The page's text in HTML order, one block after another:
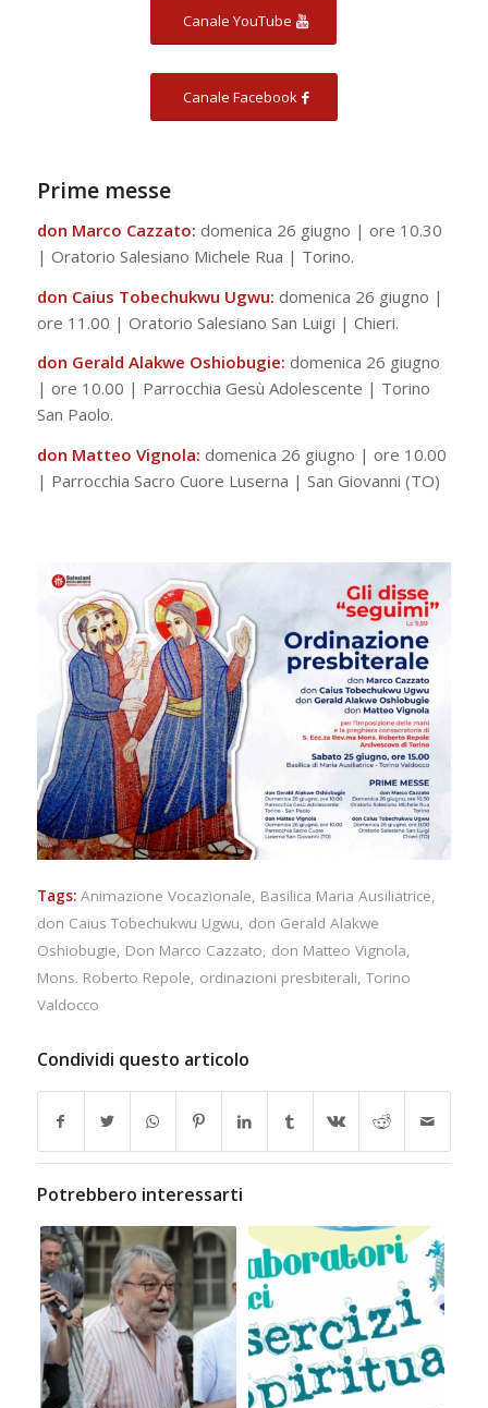
Canale YouTube
Canale Facebook
Prime messe
don Marco Cazzato: domenica 26 giugno | ore 10.30
| Oratorio Salesiano Michele Rua | Torino.
don Caius Tobechukwu Ugwu: domenica 26 giugno |
ore 11.00 | Oratorio Salesiano San Luigi | Chieri.
don Gerald Alakwe Oshiobugie: domenica 26 giugno
| ore 10.00 | Parrocchia Gesù Adolescente | Torino
San Paolo.
don Matteo Vignola: domenica 26 giugno | ore 10.00
| Parrocchia Sacro Cuore Luserna | San Giovanni (TO)
Tags: Animazione Vocazionale, Basilica Maria Ausiliatrice,
don Caius Tobechukwu Ugwu, don Gerald Alakwe
Oshiobugie, Don Marco Cazzato, don Matteo Vignola,
Mons. Roberto Repole, ordinazioni presbiterali, Torino
Valdocco
Condividi questo articolo
Potrebbero interessarti